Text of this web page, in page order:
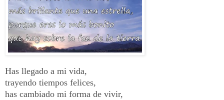
Has llegado a mi vida,
trayendo tiempos felices,
has cambiado mi forma de vivir,